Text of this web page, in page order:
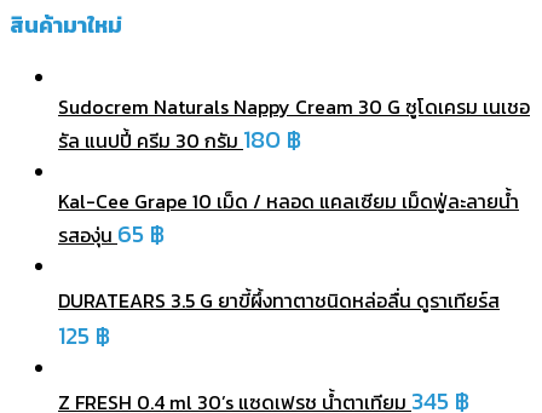
สินค้ามาใหม่
Sudocrem Naturals Nappy Cream 30 G ซูโดเครม เนเชอ
รัล แนปปี้ ครีม 30 กรัม 180 ฿
Kal-Cee Grape 10 เม็ด / หลอด แคลเซียม เม็ดฟู่ละลายน้ำ
รสองุ่น 65 ฿
DURATEARS 3.5 G ยาขี้ผึ้งทาตาชนิดหล่อลื่น ดูราเทียร์ส
125 ฿
Z FRESH 0.4 ml 30’s แซดเฟรช น้ำตาเทียม 345 ฿